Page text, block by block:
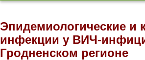
Эпидемиологические и
инфекции у ВИЧ-
Гродненском регионе